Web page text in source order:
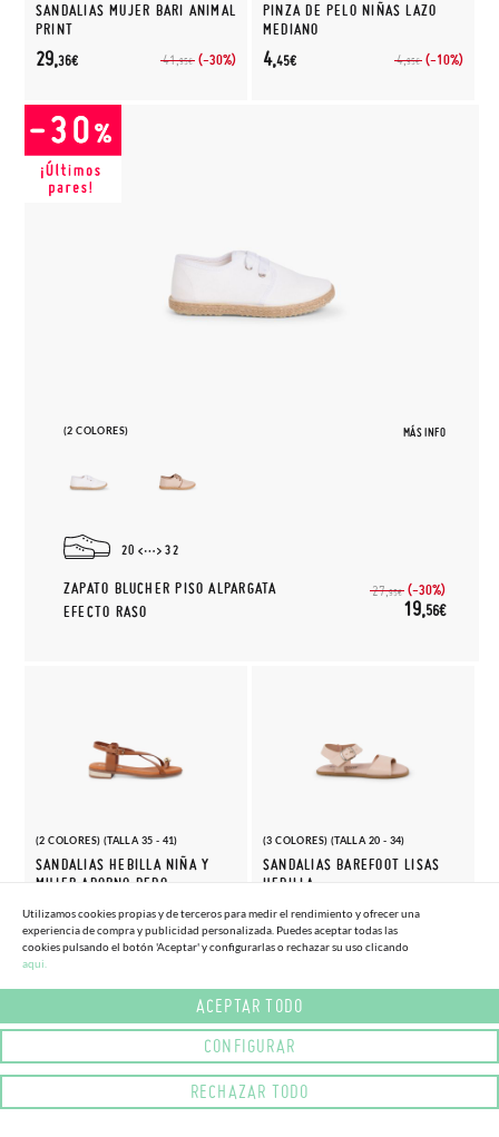
SANDALIAS MUJER BARI ANIMAL
PRINT
41,95€ (-30%)
29,36€
PINZA DE PELO NIÑAS LAZO
MEDIANO
4,95€ (-10%)
4,45€
(2 COLORES) MÁS INFO
20 32
ZAPATO BLUCHER PISO ALPARGATA
EFECTO RASO
27,95€ (-30%)
19,56€
(2 COLORES) (TALLA 35 - 41)
SANDALIAS HEBILLA NIÑA Y
MUJER ADORNO DEDO
51, 95€ (-20%)
41,56€
(3 COLORES) (TALLA 20 - 34)
SANDALIAS BAREFOOT LISAS
HEBILLA
42,95€
36,50€
Utilizamos cookies propias y de terceros para medir el rendimiento y ofrecer una
experiencia de compra y publicidad personalizada. Puedes aceptar todas las
cookies pulsando el botón 'Aceptar' y configurarlas o rechazar su uso clicando
aqui.
ACEPTAR TODO
CONFIGURAR
RECHAZAR TODO